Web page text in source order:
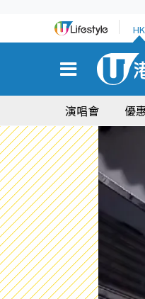
HK
演唱會 優